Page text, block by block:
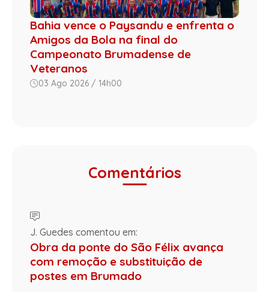
Bahia vence o Paysandu e enfrenta o
Amigos da Bola na final do
Campeonato Brumadense de
Veteranos
03 Ago 2026 / 14h00
Comentários
J. Guedes comentou em:
Obra da ponte do São Félix avança
com remoção e substituição de
postes em Brumado